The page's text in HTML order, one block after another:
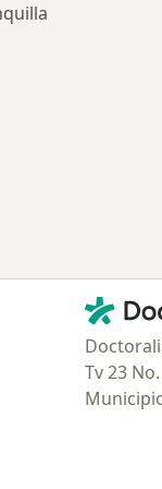
Doctoralia -
Tv 23